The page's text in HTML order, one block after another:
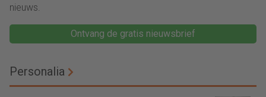
nieuws.
Ontvang de gratis nieuwsbrief
Personalia